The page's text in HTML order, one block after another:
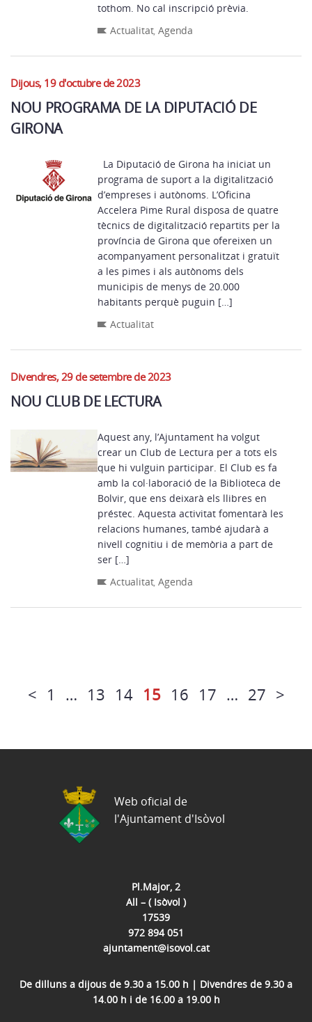
tothom. No cal inscripció prèvia.
Actualitat,Agenda
Dijous, 19 d'octubre de 2023
NOU PROGRAMA DE LA DIPUTACIÓ DE
GIRONA
La Diputació de Girona ha iniciat un
programa de suport a la digitalització
d’empreses i autònoms. L’Oficina
Accelera Pime Rural disposa de quatre
tècnics de digitalització repartits per la
província de Girona que ofereixen un
acompanyament personalitzat i gratuït
a les pimes i als autònoms dels
municipis de menys de 20.000
habitants perquè puguin […]
Actualitat
Divendres, 29 de setembre de 2023
NOU CLUB DE LECTURA
Aquest any, l’Ajuntament ha volgut
crear un Club de Lectura per a tots els
que hi vulguin participar. El Club es fa
amb la col·laboració de la Biblioteca de
Bolvir, que ens deixarà els llibres en
préstec. Aquesta activitat fomentarà les
relacions humanes, també ajudarà a
nivell cognitiu i de memòria a part de
ser […]
Actualitat,Agenda
< 1 … 13 14 15 16 17 … 27 >
Pl.Major, 2
All – ( Isòvol )
17539
972 894 051
ajuntament@isovol.cat
De dilluns a dijous de 9.30 a 15.00 h | Divendres de 9.30 a
14.00 h i de 16.00 a 19.00 h
Web oficial de
l'Ajuntament d'Isòvol